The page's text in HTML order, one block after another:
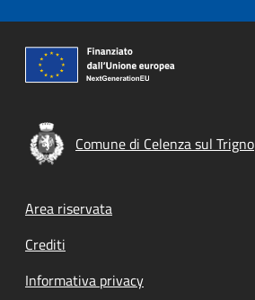
Comune di Celenza sul Trigno
Footer menu
Area riservata
Crediti
Informativa privacy